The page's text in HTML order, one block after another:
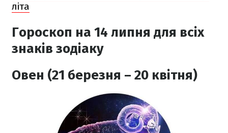
літа
Гороскоп на 14 липня для всіх
знаків зодіаку
Овен (21 березня – 20 квітня)